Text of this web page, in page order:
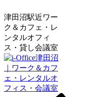
津田沼駅近ワー
ク＆カフェ・レ
ンタルオフィ
ス・貸し会議室